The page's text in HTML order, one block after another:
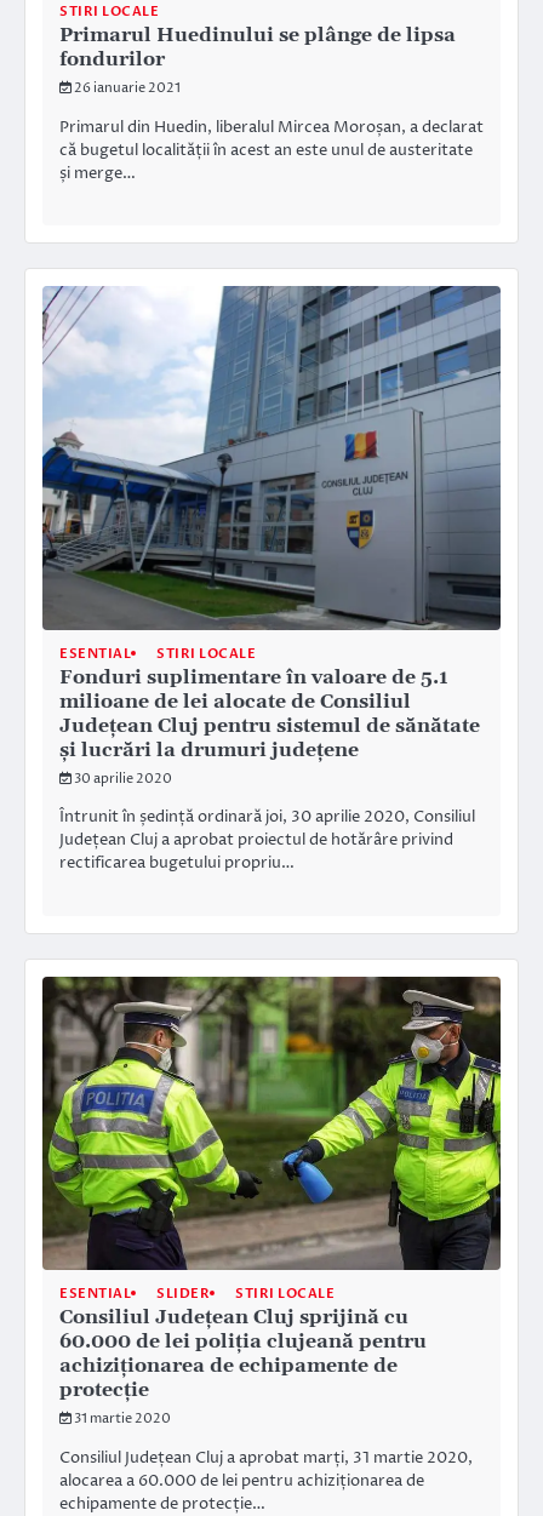
STIRI LOCALE
Primarul Huedinului se plânge de lipsa
fondurilor
26 ianuarie 2021
Primarul din Huedin, liberalul Mircea Moroșan, a declarat
că bugetul localității în acest an este unul de austeritate
și merge…
ESENTIAL STIRI LOCALE
Fonduri suplimentare în valoare de 5.1
milioane de lei alocate de Consiliul
Județean Cluj pentru sistemul de sănătate
și lucrări la drumuri județene
30 aprilie 2020
Întrunit în ședință ordinară joi, 30 aprilie 2020, Consiliul
Județean Cluj a aprobat proiectul de hotărâre privind
rectificarea bugetului propriu…
ESENTIAL SLIDER STIRI LOCALE
Consiliul Județean Cluj sprijină cu
60.000 de lei poliția clujeană pentru
achiziționarea de echipamente de
protecție
31 martie 2020
Consiliul Județean Cluj a aprobat marți, 31 martie 2020,
alocarea a 60.000 de lei pentru achiziționarea de
echipamente de protecție…